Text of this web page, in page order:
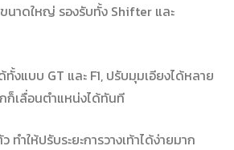
นาดใหญ่ รองรับทั้ง Shifter และ
งแบบ GT และ F1, ปรับมุมเอียงได้หลาย
ก็เลื่อนตำแหน่งได้ทันที
ทำให้ปรับระยะการวางเท้าได้ง่ายมาก